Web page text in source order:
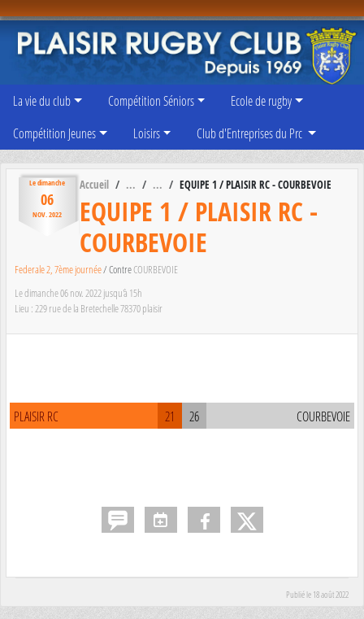
La vie du club Compétition Séniors
Ecole de rugby
Compétition Jeunes
Loisirs Club d'Entreprises du Prc
Ledimanche
06
NOV.2022
Accueil EQUIPE 1 / PLAISIR RC - COURBEVOIE
EQUIPE 1 / PLAISIR RC -
COURBEVOIE
Federale 2, 7ème journée/ ContreCOURBEVOIE
Ledimanche06nov. 2022jusqu'à 15h
Lieu : 229 rue de la Bretechelle78370plaisir
PLAISIR RC 21 26 COURBEVOIE
Publié le 18 août 2022
Panneau de gestion des cookies